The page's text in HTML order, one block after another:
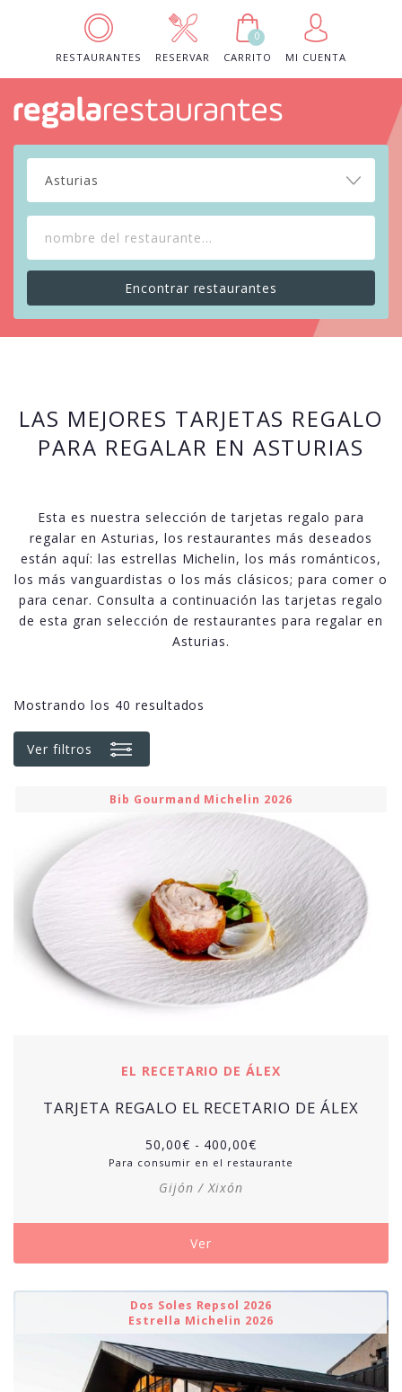
RESTAURANTES RESERVAR
0
CARRITO
MI CUENTA
Asturias
LAS MEJORES TARJETAS REGALO
PARA REGALAR EN ASTURIAS
Esta es nuestra selección de tarjetas regalo para
regalar en Asturias, los restaurantes más deseados
están aquí: las estrellas Michelin, los más románticos,
los más vanguardistas o los más clásicos; para comer o
para cenar. Consulta a continuación las tarjetas regalo
de esta gran selección de restaurantes para regalar en
Asturias.
Mostrando los 40 resultados
Ver filtros
Bib Gourmand Michelin 2026
EL RECETARIO DE ÁLEX
TARJETA REGALO EL RECETARIO DE ÁLEX
50,00€ - 400,00€
Para consumir en el restaurante
Gijón / Xixón
Ver
Dos Soles Repsol 2026
Estrella Michelin 2026